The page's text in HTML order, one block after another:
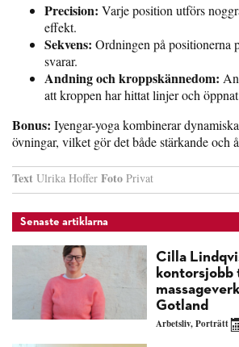
Precision: Varje position utförs
effekt.
Sekvens: Ordningen på positionerna
svarar.
Andning och kroppskännedom:
att kroppen har hittat linjer och
Bonus: Iyengar-yoga kombinerar
övningar, vilket gör det både stärkande och
Text Ulrika Hoffer Foto Privat
Senaste artiklarna
Cilla
kontorsjobb
Gotland
Arbetsliv,Porträtt